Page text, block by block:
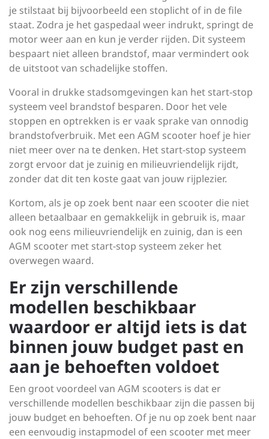
je stilstaat bij bijvoorbeeld een stoplicht of in de file
staat. Zodra je het gaspedaal weer indrukt, springt de
motor weer aan en kun je verder rijden. Dit systeem
bespaart niet alleen brandstof, maar vermindert ook
de uitstoot van schadelijke stoffen.
Vooral in drukke stadsomgevingen kan het start-stop
systeem veel brandstof besparen. Door het vele
stoppen en optrekken is er vaak sprake van onnodig
brandstofverbruik. Met een AGM scooter hoef je hier
niet meer over na te denken. Het start-stop systeem
zorgt ervoor dat je zuinig en milieuvriendelijk rijdt,
zonder dat dit ten koste gaat van jouw rijplezier.
Kortom, als je op zoek bent naar een scooter die niet
alleen betaalbaar en gemakkelijk in gebruik is, maar
ook nog eens milieuvriendelijk en zuinig, dan is een
AGM scooter met start-stop systeem zeker het
overwegen waard.
Er zijn verschillende
modellen beschikbaar
waardoor er altijd iets is dat
binnen jouw budget past en
aan je behoeften voldoet
Een groot voordeel van AGM scooters is dat er
verschillende modellen beschikbaar zijn die passen bij
jouw budget en behoeften. Of je nu op zoek bent naar
een eenvoudig instapmodel of een scooter met meer